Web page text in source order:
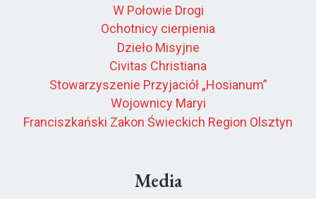
W Połowie Drogi
Ochotnicy cierpienia
Dzieło Misyjne
Civitas Christiana
Stowarzyszenie Przyjaciół „Hosianum”
Wojownicy Maryi
Franciszkański Zakon Świeckich Region Olsztyn
Media